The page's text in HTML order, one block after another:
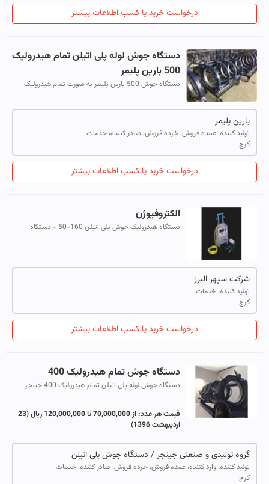
درخواست خرید یا کسب اطلاعات بیشتر
دستگاه جوش لوله پلی اتیلن تمام هیدرولیک
500 بارین پلیمر
دستگاه جوش 500 بارین پلیمر به صورت تمام هیدرولیک
بارین پلیمر
تولید کننده، عمده فروش، خرده فروش، صادر کننده، خدمات
کرج
درخواست خرید یا کسب اطلاعات بیشتر
الکتروفیوژن
دستگاه هیدرولیک جوش پلی اتیلن 160-50 - دستگاه
شرکت سپهر البرز
تولید کننده، خدمات
کرج
درخواست خرید یا کسب اطلاعات بیشتر
دستگاه جوش تمام هیدرولیک 400
دستگاه جوش لوله پلی اتیلن تمام هیدرولیک 400 جینجر
قیمت هر عدد:از 70,000,000 تا 120,000,000 ریال
(23
اردیبهشت 1396)
گروه تولیدی و صنعتی جینجر / دستگاه جوش پلی اتیلن
تولید کننده، وارد کننده، عمده فروش، خرده فروش، صادر کننده، خدمات
کرج